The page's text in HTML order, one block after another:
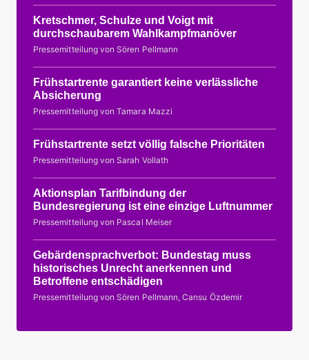
Kretschmer, Schulze und Voigt mit
durchschaubarem Wahlkampfmanöver
Pressemitteilung von Sören Pellmann
Frühstartrente garantiert keine verlässliche
Absicherung
Pressemitteilung von Tamara Mazzi
Frühstartrente setzt völlig falsche Prioritäten
Pressemitteilung von Sarah Vollath
Aktionsplan Tarifbindung der
Bundesregierung ist eine einzige Luftnummer
Pressemitteilung von Pascal Meiser
Gebärdensprachverbot: Bundestag muss
historisches Unrecht anerkennen und
Betroffene entschädigen
Pressemitteilung von Sören Pellmann, Cansu Özdemir